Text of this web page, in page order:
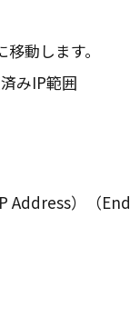
移動します。
みIP範囲
Address）（End